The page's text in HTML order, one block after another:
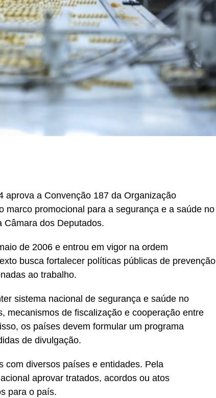
aprova a Convenção 187 da Organização
marco promocional para a segurança e a saúde no
Câmara dos Deputados.
de 2006 e entrou em vigor na ordem
busca fortalecer políticas públicas de prevenção
ao trabalho.
sistema nacional de segurança e saúde no
mecanismos de fiscalização e cooperação entre
os países devem formular um programa
de divulgação.
com diversos países e entidades. Pela
aprovar tratados, acordos ou atos
para o país.